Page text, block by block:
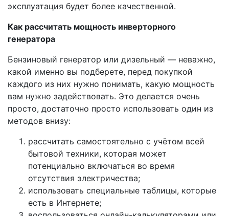
эксплуатация будет более качественной.
Как рассчитать мощность инверторного
генератора
Бензиновый генератор или дизельный — неважно,
какой именно вы подберете, перед покупкой
каждого из них нужно понимать, какую мощность
вам нужно задействовать. Это делается очень
просто, достаточно просто использовать один из
методов внизу:
рассчитать самостоятельно с учётом всей
бытовой техники, которая может
потенциально включаться во время
отсутствия электричества;
использовать специальные таблицы, которые
есть в Интернете;